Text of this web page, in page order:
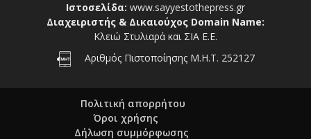
Ιστοσελίδα: www.sayyestothepress.gr
Διαχειριστής & Δικαιούχος Domain Name:
Κλειώ Στυλιαρά και ΣΙΑ Ε.Ε.
Αριθμός Πιστοποίησης Μ.Η.Τ. 252127
Πολιτική απορρήτου
Όροι χρήσης
Δήλωση συμμόρφωσης